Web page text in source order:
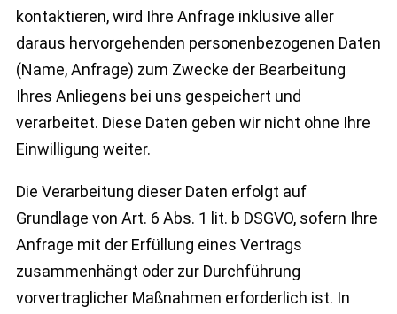
kontaktieren, wird Ihre Anfrage inklusive aller
daraus hervorgehenden personenbezogenen Daten
(Name, Anfrage) zum Zwecke der Bearbeitung
Ihres Anliegens bei uns gespeichert und
verarbeitet. Diese Daten geben wir nicht ohne Ihre
Einwilligung weiter.
Die Verarbeitung dieser Daten erfolgt auf
Grundlage von Art. 6 Abs. 1 lit. b DSGVO, sofern Ihre
Anfrage mit der Erfüllung eines Vertrags
zusammenhängt oder zur Durchführung
vorvertraglicher Maßnahmen erforderlich ist. In